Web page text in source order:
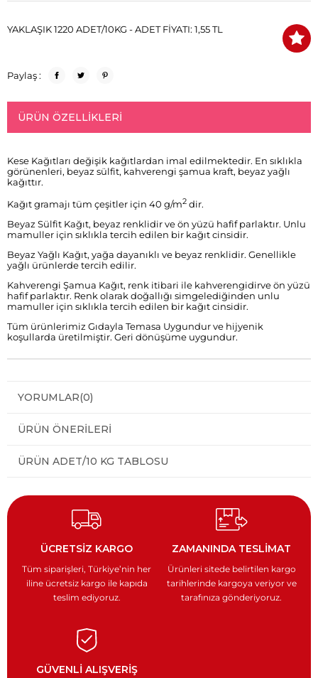
YAKLAŞIK 1220 ADET/10KG - ADET FİYATI: 1,55 TL
Paylaş :
ÜRÜN ÖZELLIKLERI
Kese Kağıtları değişik kağıtlardan imal edilmektedir. En sıklıkla
görünenleri, beyaz sülfit, kahverengi şamua kraft, beyaz yağlı
kağıttır.
Kağıt gramajı tüm çeşitler için 40 g/m2 dir.
Beyaz Sülfit Kağıt, beyaz renklidir ve ön yüzü hafif parlaktır. Unlu
mamuller için sıklıkla tercih edilen bir kağıt cinsidir.
Beyaz Yağlı Kağıt, yağa dayanıklı ve beyaz renklidir. Genellikle
yağlı ürünlerde tercih edilir.
Kahverengi Şamua Kağıt, renk itibari ile kahverengidirve ön yüzü
hafif parlaktır. Renk olarak doğallığı simgelediğinden unlu
mamuller için sıklıkla tercih edilen bir kağıt cinsidir.
Tüm ürünlerimiz Gıdayla Temasa Uygundur ve hijyenik
koşullarda üretilmiştir. Geri dönüşüme uygundur.
YORUMLAR(0)
ÜRÜN ÖNERILERI
ÜRÜN ADET/10 KG TABLOSU
ÜCRETSİZ KARGO
Tüm siparişleri, Türkiye’nin her
iline ücretsiz kargo ilekapıda
teslim ediyoruz.
ZAMANINDA TESLİMAT
Ürünleri sitede belirtilen kargo
tarihlerinde kargoya veriyorve
tarafınıza gönderiyoruz.
GÜVENLİ ALIŞVERİŞ